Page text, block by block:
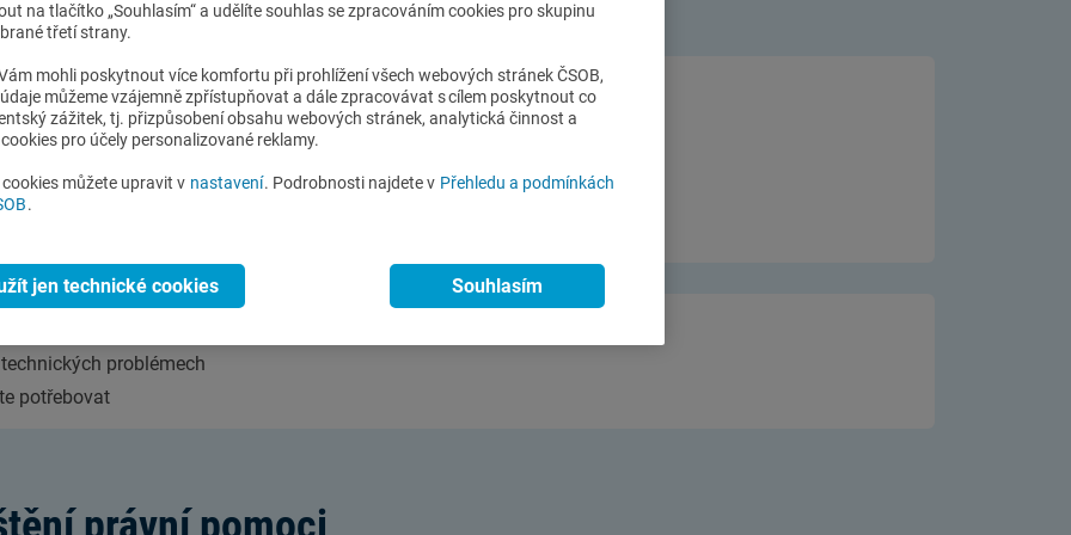
problémech
potřebovat
problémech
potřebovat
na tlačítko „Souhlasím“ a udělíte souhlas se zpracováním cookies pro skupinu
třetí strany.
mohli poskytnout více komfortu při prohlížení všech webových stránek ČSOB,
můžeme vzájemně zpřístupňovat a dále zpracovávat s cílem poskytnout co
zážitek, tj. přizpůsobení obsahu webových stránek, analytická činnost a
pro účely personalizované reklamy.
cookies můžete upravit v nastavení. Podrobnosti najdete v Přehledu a podmínkách
.
jen technické cookies Souhlasím